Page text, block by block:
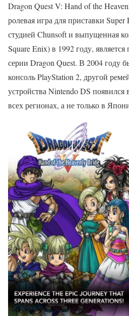
Dragon Quest V: Hand of the
ролевая игра для приставки Super
студией Chunsoft и выпущенная
Square Enix) в 1992 году,
серии Dragon Quest. В 2004 году
консоль PlayStation 2, другой
устройства Nintendo DS появился
всех регионах, а не только в